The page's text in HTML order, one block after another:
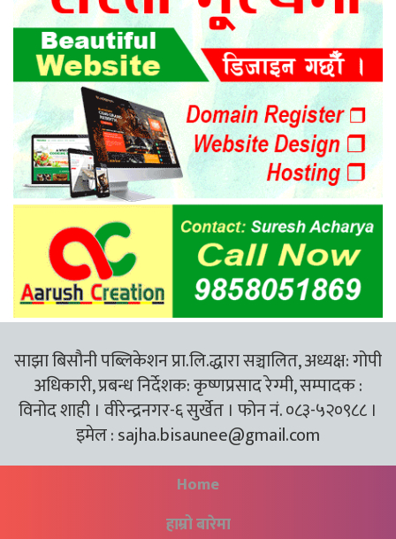
साझा बिसौनी पब्लिकेशन प्रा.लि.द्धारा सञ्चालित, अध्यक्ष: गोपी
अधिकारी, प्रबन्ध निर्देशक: कृष्णप्रसाद रेग्मी, सम्पादक :
विनोद शाही । वीरेन्द्रनगर-६ सुर्खेत । फोन नं. ०८३-५२०९८८ ।
इमेल :sajha.bisaunee@gmail.com
Home
हाम्रो बारेमा